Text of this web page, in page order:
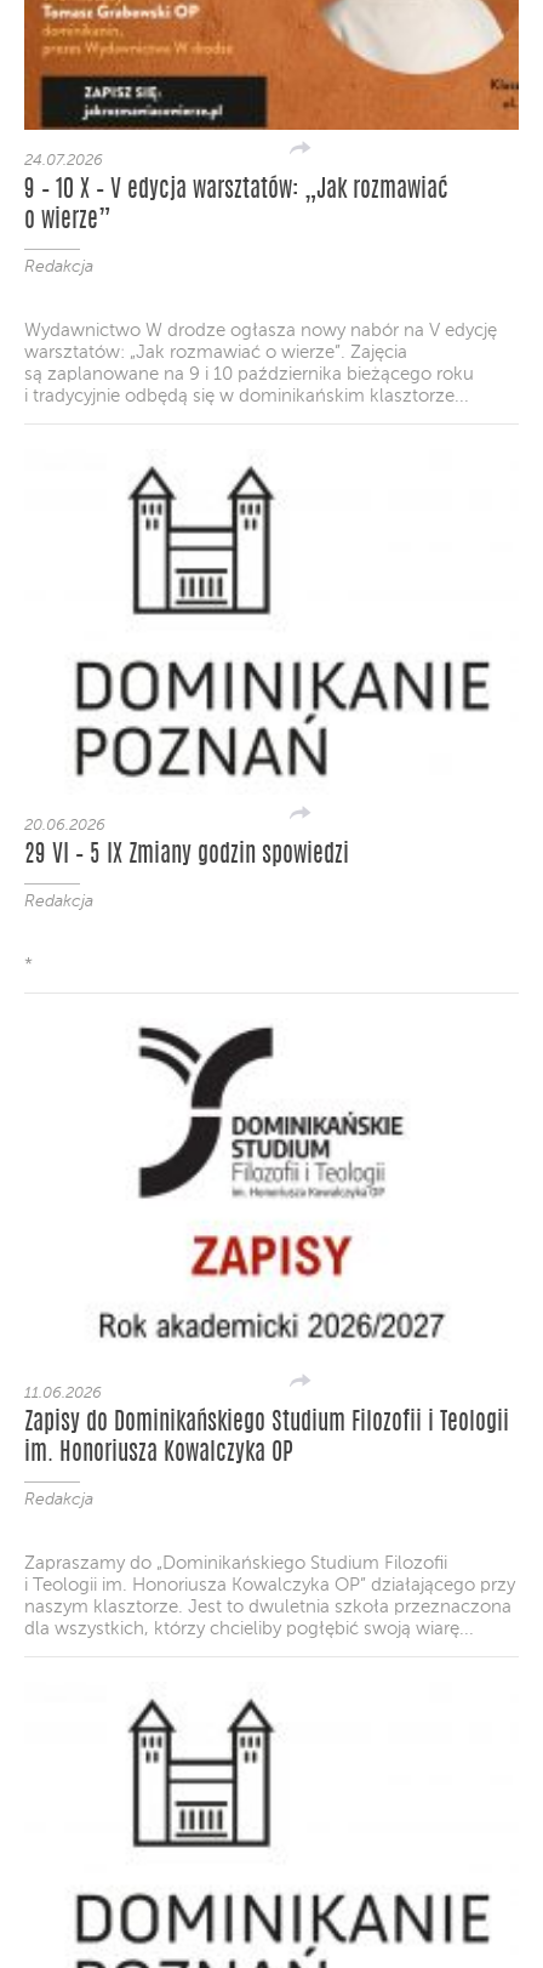
24.07.2026
9 – 10 X – V edycja warsztatów: „Jak rozmawiać
o wierze”
Redakcja
Wydawnictwo W drodze ogłasza nowy nabór na V edycję
warsztatów: „Jak rozmawiać o wierze”. Zajęcia
są zaplanowane na 9 i 10 października bieżącego roku
i tradycyjnie odbędą się w dominikańskim klasztorze...
20.06.2026
29 VI – 5 IX Zmiany godzin spowiedzi
Redakcja
*
11.06.2026
Zapisy do Dominikańskiego Studium Filozofii i Teologii
im. Honoriusza Kowalczyka OP
Redakcja
Zapraszamy do „Dominikańskiego Studium Filozofii
i Teologii im. Honoriusza Kowalczyka OP” działającego przy
naszym klasztorze. Jest to dwuletnia szkoła przeznaczona
dla wszystkich, którzy chcieliby pogłębić swoją wiarę...